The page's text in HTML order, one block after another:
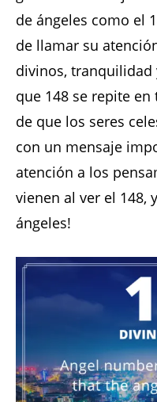
de ángeles como el
de llamar su
divinos, tranquilidad
que 148 se repite
de que los seres
con un mensaje
atención a los
vienen al ver el 148,
ángeles!